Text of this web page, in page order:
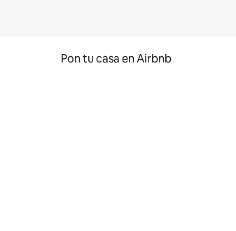
Pon tu casa en Airbnb